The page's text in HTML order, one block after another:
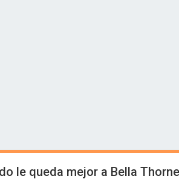
le queda mejor a Bella Thorne